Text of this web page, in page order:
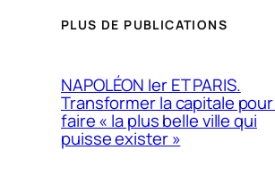
PLUS DE PUBLICATIONS
NAPOLÉON Ier ET PARIS.
Transformer la capitale
faire « la plus belle ville qui
puisse exister »